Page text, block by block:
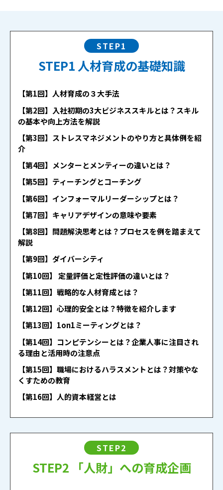
STEP1
STEP1 人材育成の基礎知識
【第1回】人材育成の３大手法
【第2回】入社初期の3大ビジネススキルとは？スキル
の基本や向上方法を解説
【第3回】ストレスマネジメントのやり方と具体例を紹
介
【第4回】メンターとメンティーの違いとは？
【第5回】ティーチングとコーチング
【第6回】インフォーマルリーダーシップとは？
【第7回】キャリアデザインの意味や要素
【第8回】問題解決思考とは？プロセスを例を踏まえて
解説
【第9回】ダイバーシティ
【第10回】 定量評価と定性評価の違いとは？
【第11回】戦略的な人材育成とは？
【第12回】心理的安全とは？特徴を紹介します
【第13回】1on1ミーティングとは？
【第14回】コンピテンシーとは？企業人事に注目され
る理由と活用時の注意点
【第15回】職場におけるハラスメントとは？対策やな
くすための教育
【第16回】人的資本経営とは
STEP2
STEP2 「人財」への育成企画